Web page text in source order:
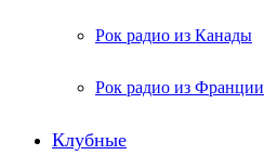
Рок радио из Канады
Рок радио из Франции
Клубные